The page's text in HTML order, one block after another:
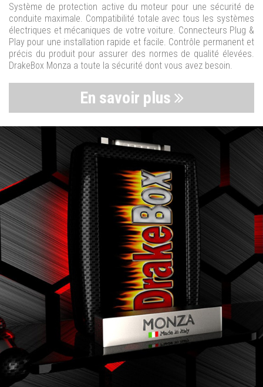
Système de protection active du moteur pour une sécurité de
conduite maximale. Compatibilité totale avec tous les systèmes
électriques et mécaniques de votre voiture. Connecteurs Plug &
Play pour une installation rapide et facile. Contrôle permanent et
précis du produit pour assurer des normes de qualité élevées.
DrakeBox Monza a toute la sécurité dont vous avez besoin.
En savoir plus